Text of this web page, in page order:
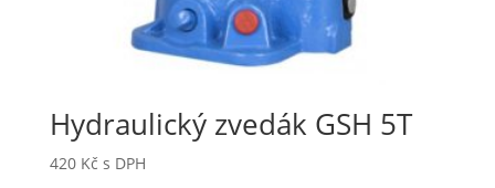
Hydraulický zvedák GSH 5T
420 Kč s DPH